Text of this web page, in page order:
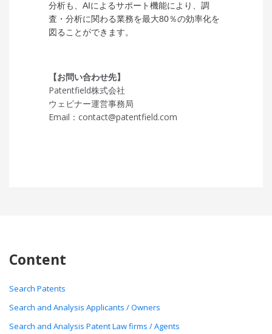
分析も、AIによるサポート機能により、調
査・分析に関わる業務を最大80％の効率化を
図ることができます。
【お問い合わせ先】
Patentfield株式会社
ウェビナー運営事務局
Email：contact@patentfield.com
Content
Search Patents
Search and Analysis Applicants / Owners
Search and Analysis Patent Law firms / Agents